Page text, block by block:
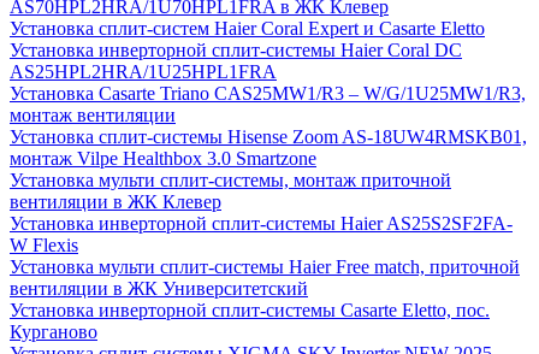
AS70HPL2HRA/1U70HPL1FRA в ЖК Клевер
Установка сплит-систем Haier Coral Expert и Casarte Eletto
Установка инверторной сплит-системы Haier Coral DC
AS25HPL2HRA/1U25HPL1FRA
Установка Casarte Triano CAS25MW1/R3 – W/G/1U25MW1/R3,
монтаж вентиляции
Установка сплит-системы Hisense Zoom AS-18UW4RMSKB01,
монтаж Vilpe Healthbox 3.0 Smartzone
Установка мульти сплит-системы, монтаж приточной
вентиляции в ЖК Клевер
Установка инверторной сплит-системы Haier AS25S2SF2FA-
W Flexis
Установка мульти сплит-системы Haier Free match, приточной
вентиляции в ЖК Университетский
Установка инверторной сплит-системы Casarte Eletto, пос.
Курганово